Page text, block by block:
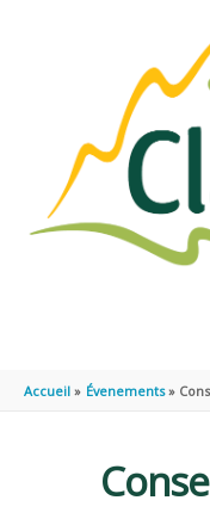
Accueil Évenements